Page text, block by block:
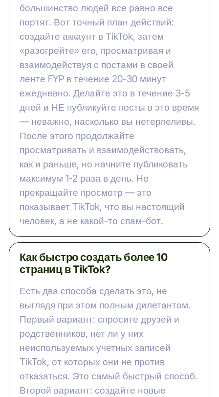
большинство людей все равно все
портят. Вот точный план действий:
создайте аккаунт в TikTok, затем
«разогрейте» его, просматривая и
взаимодействуя с постами в своей
ленте FYP в течение 20-30 минут
ежедневно. Делайте это в течение 3-5
дней и НЕ публикуйте посты в это время
— неважно, насколько вы нетерпеливы.
После этого продолжайте
просматривать и взаимодействовать,
как и раньше, но начните публиковать
максимум 1-2 раза в день. Не
прекращайте просмотр — это
показывает TikTok, что вы настоящий
человек, а не какой-то спам-бот.
Как быстро создать более 10
страниц в TikTok?
Есть два способа сделать это, не
выглядя при этом полным дилетантом.
Первый вариант: спросите друзей и
родственников, нет ли у них
неиспользуемых учетных записей
TikTok, от которых они не против
отказаться. Это самый быстрый способ.
Второй вариант: создайте новые